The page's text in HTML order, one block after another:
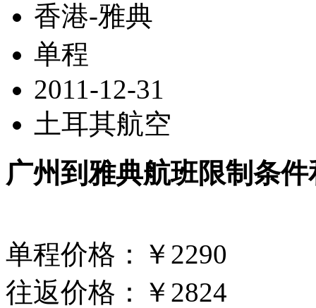
香港-雅典
单程
2011-12-31
土耳其航空
广州到雅典航班限制条
单程价格：￥2290
往返价格：￥2824